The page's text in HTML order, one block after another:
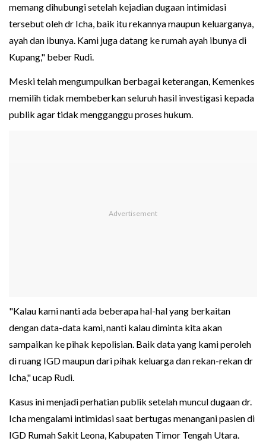
memang dihubungi setelah kejadian dugaan intimidasi
tersebut oleh dr Icha, baik itu rekannya maupun keluarganya,
ayah dan ibunya. Kami juga datang ke rumah ayah ibunya di
Kupang," beber Rudi.
Meski telah mengumpulkan berbagai keterangan, Kemenkes
memilih tidak membeberkan seluruh hasil investigasi kepada
publik agar tidak mengganggu proses hukum.
"Kalau kami nanti ada beberapa hal-hal yang berkaitan
dengan data-data kami, nanti kalau diminta kita akan
sampaikan ke pihak kepolisian. Baik data yang kami peroleh
di ruang IGD maupun dari pihak keluarga dan rekan-rekan dr
Icha," ucap Rudi.
Kasus ini menjadi perhatian publik setelah muncul dugaan dr.
Icha mengalami intimidasi saat bertugas menangani pasien di
IGD Rumah Sakit Leona, Kabupaten Timor Tengah Utara.